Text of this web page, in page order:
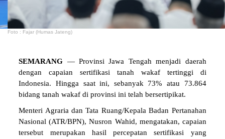
Foto : Fajar (Humas Jateng)
SEMARANG — Provinsi Jawa Tengah menjadi daerah
dengan capaian sertifikasi tanah wakaf tertinggi di
Indonesia. Hingga saat ini, sebanyak 73% atau 73.864
bidang tanah wakaf di provinsi ini telah bersertipikat.
Menteri Agraria dan Tata Ruang/Kepala Badan Pertanahan
Nasional (ATR/BPN), Nusron Wahid, mengatakan, capaian
tersebut merupakan hasil percepatan sertifikasi yang